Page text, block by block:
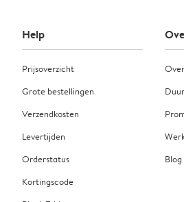
Help
Prijsoverzicht
Grote bestellingen
Verzendkosten
Levertijden
Orderstatus
Kortingscode
Blog